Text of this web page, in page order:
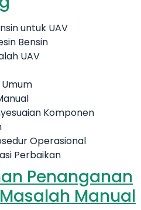
untuk UAV
Bensin
UAV
Komponen
Operasional
Perbaikan
Penanganan
Manual